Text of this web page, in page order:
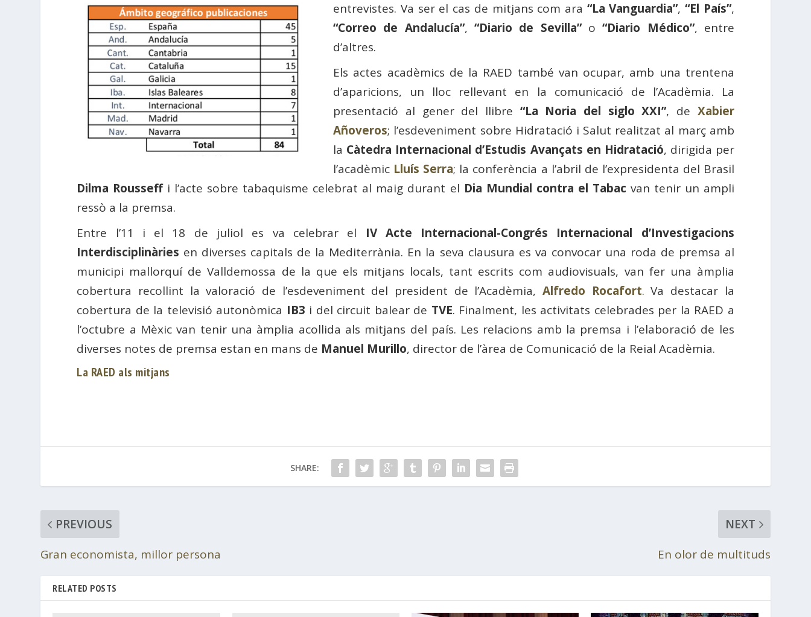
entrevistes. Va ser el cas de mitjans com ara “La Vanguardia”,“El País”,
“Correo de Andalucía”,“Diario de Sevilla”o“Diario Médico”, entre
d’altres.
Els actes acadèmics de la RAED també van ocupar, amb una trentena
d’aparicions, un lloc rellevant en la comunicació de l’Acadèmia. La
presentació al gener del llibre “La Noria del siglo XXI”, de Xabier
Añoveros; l’esdeveniment sobre Hidratació i Salut realitzat al març amb
la Càtedra Internacional d’Estudis Avançats en Hidratació, dirigida per
l’acadèmic Lluís Serra; la conferència a l’abril de l’expresidenta del Brasil
Dilma Rousseffi l’acte sobre tabaquisme celebrat al maig durant el Dia Mundial contra el Tabac van tenir un ampli
ressò a la premsa.
Entre l’11 i el 18 de juliol es va celebrar el IV Acte Internacional-Congrés Internacional d’Investigacions
Interdisciplinàries en diverses capitals de la Mediterrània. En la seva clausura es va convocar una roda de premsa al
municipi mallorquí de Valldemossa de la que els mitjans locals, tant escrits com audiovisuals, van fer una àmplia
cobertura recollint la valoració de l’esdeveniment del president de l’Acadèmia,Alfredo Rocafort. Va destacar la
cobertura de la televisió autonòmica IB3 i del circuit balear de TVE. Finalment, les activitats celebrades per la RAED a
l’octubre a Mèxic van tenir una àmplia acollida als mitjans del país. Les relacions amb la premsa i l’elaboració de les
diverses notes de premsa estan en mans de Manuel Murillo, director de l’àrea de Comunicació de la Reial Acadèmia.
La RAED als mitjans
SHARE:
PREVIOUS
Gran economista, millor persona
NEXT
En olor de multituds
RELATED POSTS